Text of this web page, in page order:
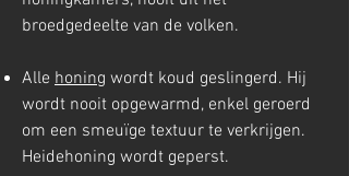
broedgedeelte van de volken.
Alle honing wordt koud geslingerd. Hij
wordt nooit opgewarmd, enkel geroerd
om een smeuïge textuur te verkrijgen.
Heidehoning wordt geperst.